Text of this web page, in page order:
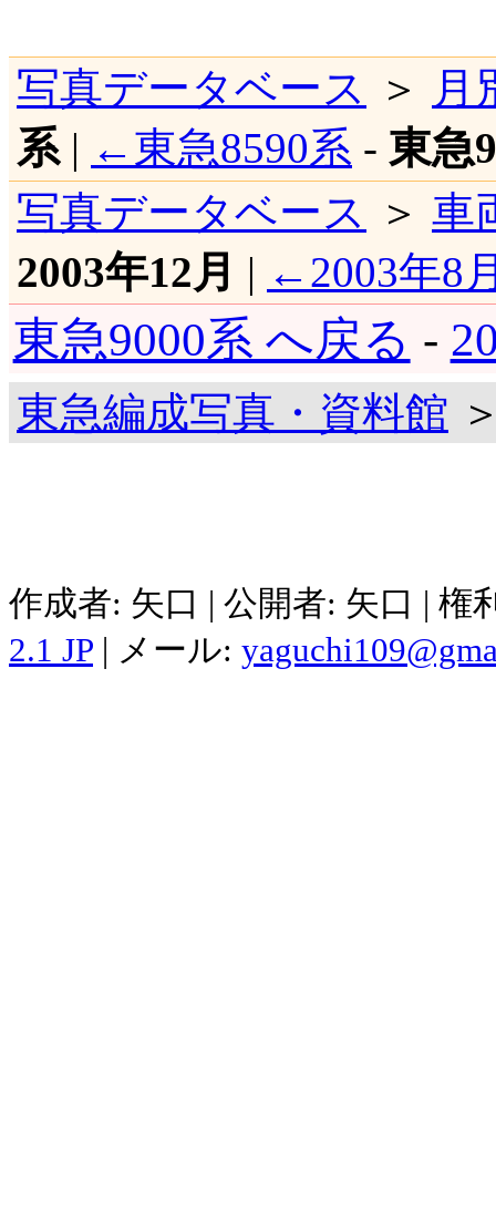
写真データベース ＞
月
系| ←東急8590系 - 東急
写真データベース
＞ 車
2003年12月 | ←2003年8
東急9000系 へ戻る -
東急編成写真・資料館
作成者: 矢口 | 公開者: 矢口 |
2.1 JP | メール: